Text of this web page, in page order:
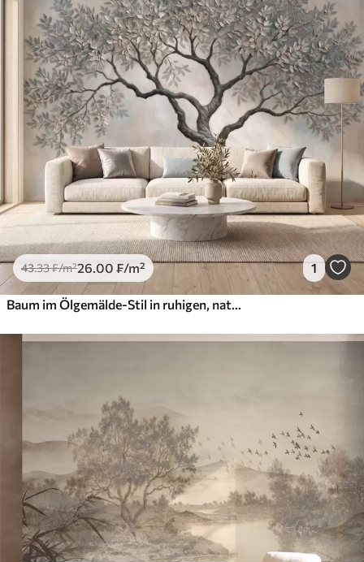
43.33₣/m²26 .00 ₣/m² 1